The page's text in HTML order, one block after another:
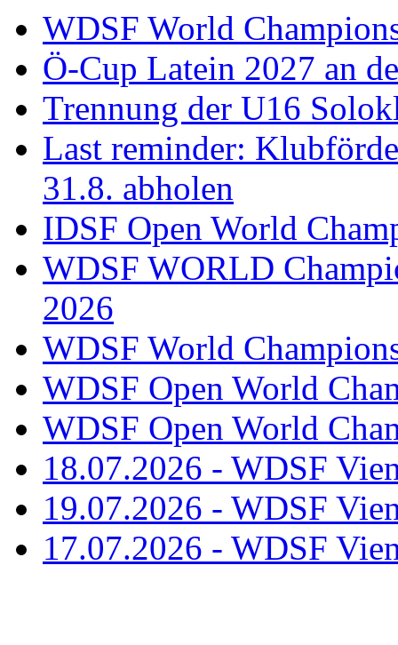
WDSF World
Ö-Cup Latein 2027 an
Trennung der U16
Last reminder:
31.8. abholen
IDSF Open World
WDSF WORLD
2026
WDSF World
WDSF Open World
WDSF Open World
18.07.2026 - WDSF
19.07.2026 - WDSF
17.07.2026 - WDSF